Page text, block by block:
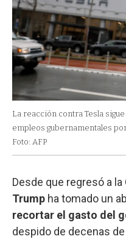
La reacción contra Tesla
empleos gubernamentales
Foto: AFP
Desde que regresó a la
Trump ha tomado un
recortar el gasto del
despido de decenas